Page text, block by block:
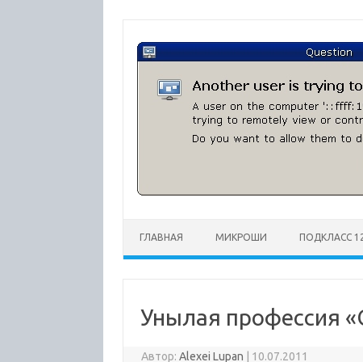
содержимому
ГЛАВНАЯ МИКРОШИ ПОДКЛАСС
Унылая профессия
Автор:Alexei Lupan 10.07.2011